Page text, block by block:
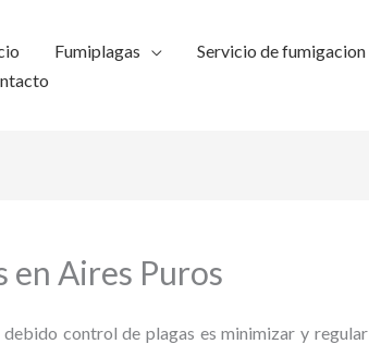
Fumiplagas Servicio de fumigacion
en Aires Puros
control de plagas es minimizar y